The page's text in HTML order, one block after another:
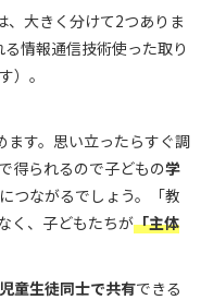
大きく分けて2つありま
情報通信技術使った取り
）。
ます。思い立ったらすぐ調
得られるので子どもの学
つながるでしょう。「教
く、子どもたちが「主体
童生徒同士で共有できる